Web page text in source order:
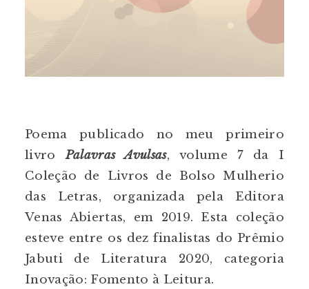
Poema publicado no meu primeiro
livroPalavras Avulsas, volume 7 da I
Coleção de Livros de Bolso Mulherio
das Letras, organizada pela Editora
Venas Abiertas, em 2019. Esta coleção
esteve entre os dez finalistas do Prêmio
Jabuti de Literatura 2020, categoria
Inovação: Fomento à Leitura.